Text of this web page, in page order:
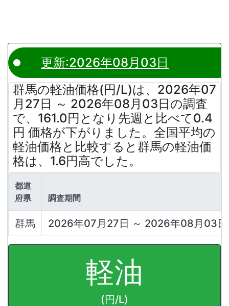
更新:2026年08月03日
群馬の軽油価格(円/L)は、2026年07
月27日 ～ 2026年08月03日の調査
で、161.0円となり先週と比べて0.4
円 価格が下がりました。全国平均の
軽油価格と比較すると群馬の軽油価
格は、1.6円高でした。
都道
府県
調査期間
群馬 2026年07月27日 ～ 2026年08月03日
軽油
(円/L)